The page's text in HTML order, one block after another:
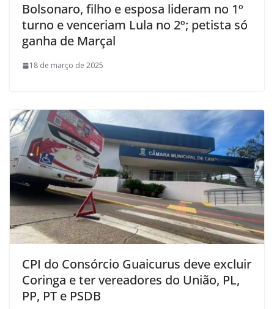
Bolsonaro, filho e esposa lideram no 1º
turno e venceriam Lula no 2º; petista só
ganha de Marçal
18 de março de 2025
CPI do Consórcio Guaicurus deve excluir
Coringa e ter vereadores do União, PL,
PP, PT e PSDB